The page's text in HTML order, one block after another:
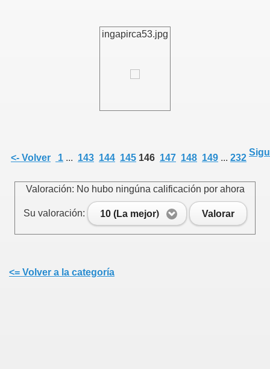
ingapirca53.jpg
<- Volver 1 ... 143 144 145 146 147 148 149 ... 232
Valoración: No hubo ningúna calificación por ahora
Su valoración: 10 (La mejor) Valorar
<= Volver a la categoría